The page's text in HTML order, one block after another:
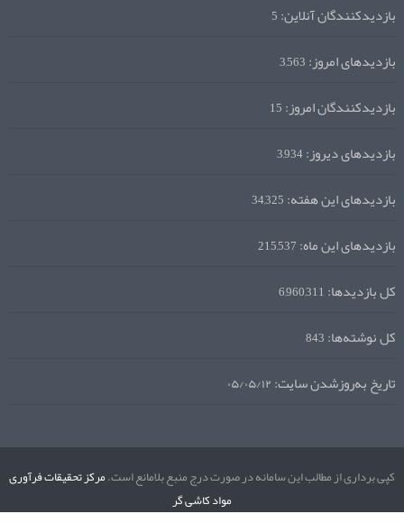
بازدیدکنندگان آنلاین:5
بازدیدهای امروز:3,563
بازدیدکنندگان امروز:15
بازدیدهای دیروز:3,934
بازدیدهای این هفته:34,325
بازدیدهای این ماه:215,537
کل بازدیدها:6,960,311
کل نوشته‌ها:843
تاریخ به‌روزشدن سایت:۰۵/۰۵/۱۲
کپی برداری از مطالب این سامانه در صورت درج منبع بلامانع است.مرکز تحقیقات فرآوری
مواد کاشی گر